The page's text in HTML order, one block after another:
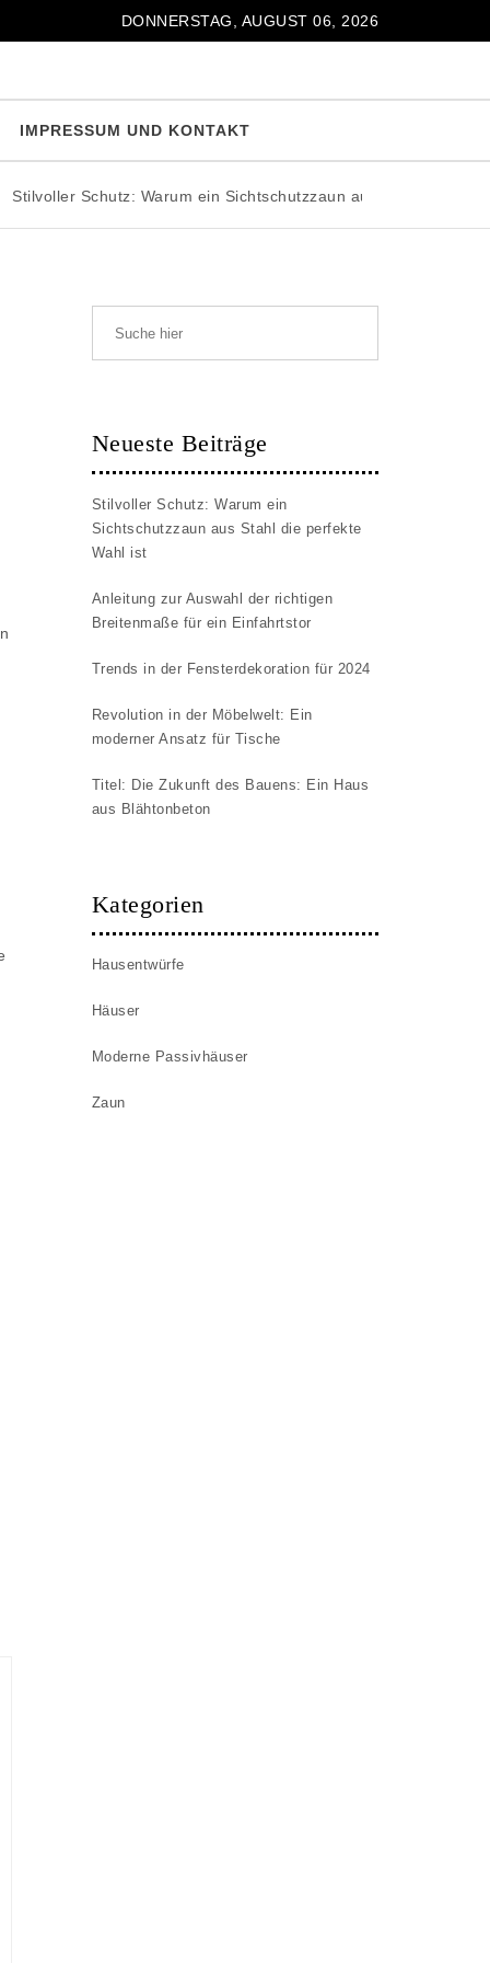
DONNERSTAG, AUGUST 06, 2026
IMPRESSUM UND KONTAKT
Schutz: Warum ein Sichtschutzzaun aus Stahl die perfekte
Neueste Beiträge
Stilvoller Schutz: Warum ein
Sichtschutzzaun aus Stahl die perfekte
Wahl ist
Anleitung zur Auswahl der richtigen
Breitenmaße für ein Einfahrtstor
Trends in der Fensterdekoration für 2024
Revolution in der Möbelwelt: Ein
moderner Ansatz für Tische
Titel: Die Zukunft des Bauens: Ein Haus
aus Blähtonbeton
Kategorien
Hausentwürfe
Häuser
Moderne Passivhäuser
Zaun